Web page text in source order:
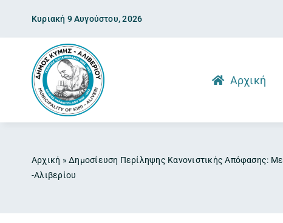
content
Κυριακή 9 Αυγούστου, 2026
Αρχική
Αρχική »Δημοσίευση Περίληψης Κανονιστικής Απόφασης:
-Αλιβερίου